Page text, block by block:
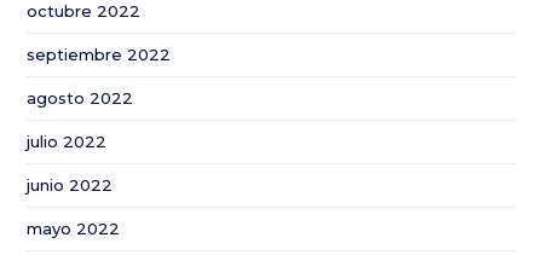
octubre 2022
septiembre 2022
agosto 2022
julio 2022
junio 2022
mayo 2022